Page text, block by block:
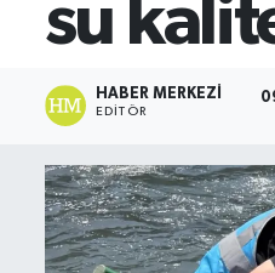
su
HABER MERKEZI
EDITÖR